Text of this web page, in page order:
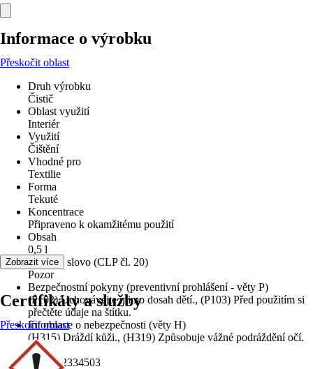
Informace o výrobku
Přeskočit oblast
Druh výrobku
Čistič
Oblast využití
Interiér
Využití
Čištění
Vhodné pro
Textilie
Forma
Tekuté
Koncentrace
Připraveno k okamžitému použití
Obsah
0,5 l
Signální slovo (CLP čl. 20)
Pozor
Bezpečnostní pokyny (preventivní prohlášení - věty P)
(P102) Uchovávejte mimo dosah dětí., (P103) Před použitím si
přečtěte údaje na štítku.
Informace o nebezpečnosti (věty H)
(H315) Dráždí kůži., (H319) Způsobuje vážné podráždění očí.
EAN
8591522334503
Zobrazit více
Certifikáty a služby
Přeskočit oblast